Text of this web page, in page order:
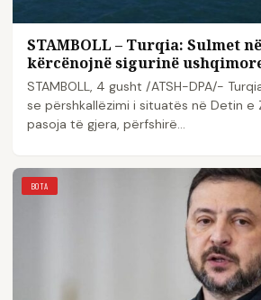
STAMBOLL – Turqia: Sulmet
kërcënojnë sigurinë
STAMBOLL, 4 gusht /ATSH-DPA/-
se përshkallëzimi i situatës në Detin e
pasoja të gjera, përfshirë…
BOTA